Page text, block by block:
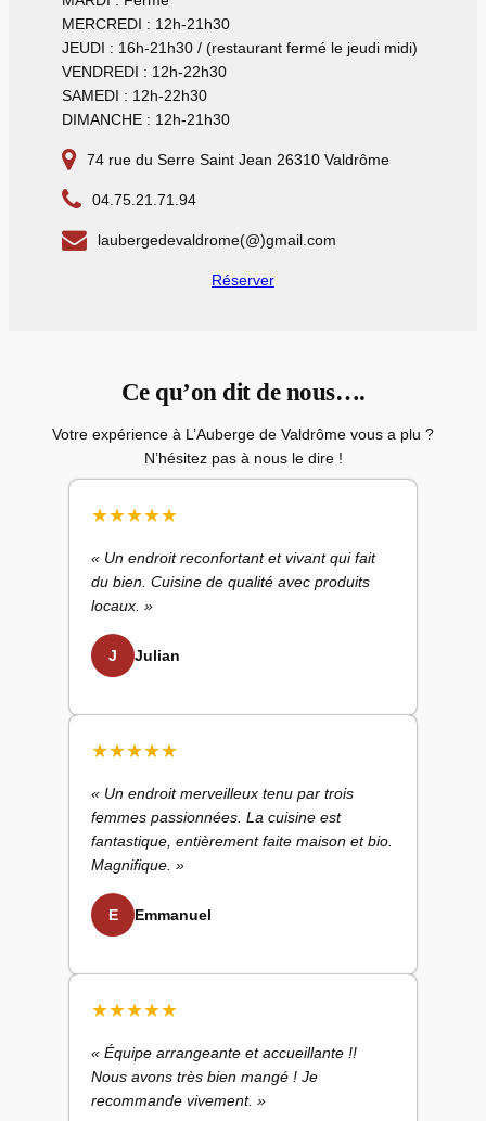
MERCREDI : 12h-21h30
JEUDI : 16h-21h30 / (restaurant fermé le jeudi midi)
VENDREDI : 12h-22h30
SAMEDI : 12h-22h30
DIMANCHE : 12h-21h30
74 rue du Serre Saint Jean 26310 Valdrôme
04.75.21.71.94
laubergedevaldrome(@)gmail.com
Réserver
Ce qu’on dit de nous….
Votre expérience à L’Auberge de Valdrôme vous a plu ?
N’hésitez pas à nous le dire !
★★★★★
« Un endroit reconfortant et vivant qui fait
du bien. Cuisine de qualité avec produits
locaux. »
J Julian
★★★★★
« Un endroit merveilleux tenu par trois
femmes passionnées. La cuisine est
fantastique, entièrement faite maison et bio.
Magnifique. »
E Emmanuel
★★★★★
« Équipe arrangeante et accueillante !!
Nous avons très bien mangé ! Je
recommande vivement. »